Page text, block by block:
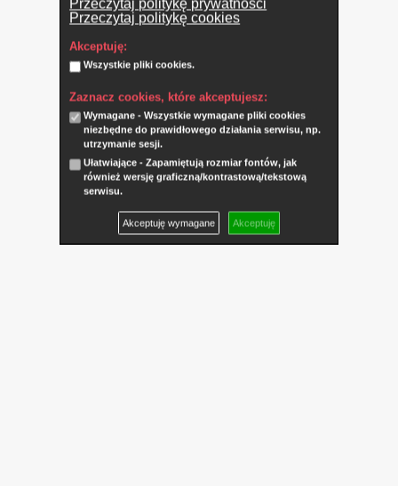
Przeczytaj politykę prywatności
Przeczytaj politykę cookies
Akceptuję:
Wszystkie pliki cookies.
Zaznacz cookies, które akceptujesz:
Wymagane - Wszystkie wymagane pliki cookies
niezbędne do prawidłowego działania serwisu, np.
utrzymanie sesji.
Ułatwiające - Zapamiętują rozmiar fontów, jak
również wersję graficzną/kontrastową/tekstową
serwisu.
Akceptuję wymagane Akceptuję